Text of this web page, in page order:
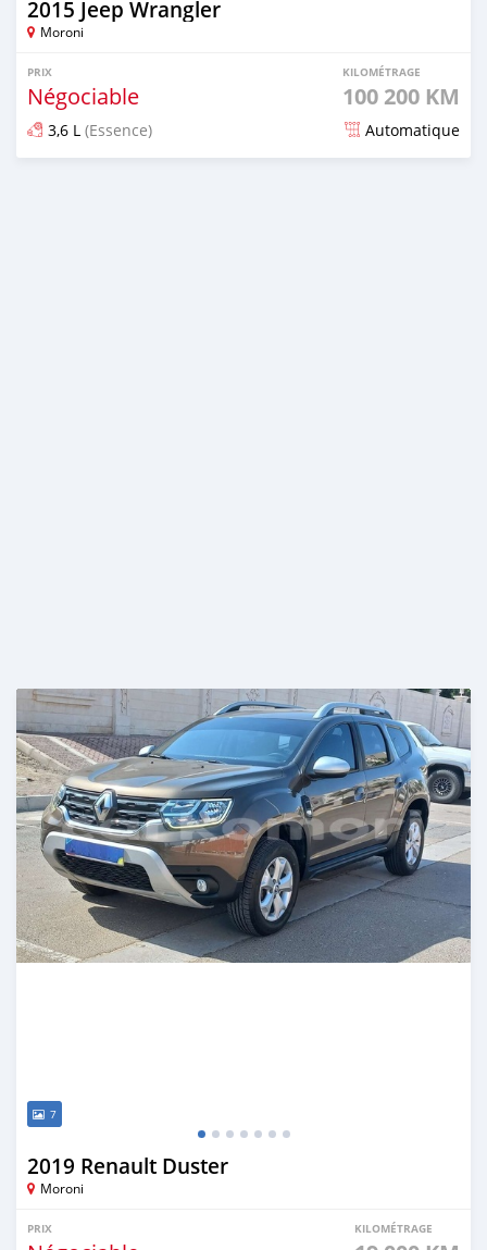
2015 Jeep Wrangler
Moroni
PRIX
Négociable
KILOMÉTRAGE
100 200 KM
3,6 L (Essence) Automatique
7
2019 Renault Duster
Moroni
PRIX KILOMÉTRAGE